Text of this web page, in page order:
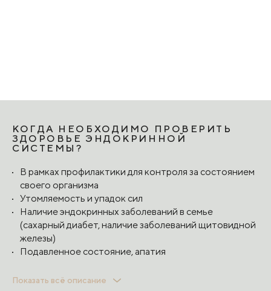
КОГДА НЕОБХОДИМО ПРОВЕРИТЬ
ЗДОРОВЬЕ ЭНДОКРИННОЙ
СИСТЕМЫ?
В рамках профилактики для контроля за состоянием
своего организма
Утомляемость и упадок сил
Наличие эндокринных заболеваний в семье
(сахарный диабет, наличие заболеваний щитовидной
железы)
Подавленное состояние, апатия
Ухудшение качества кожи, волос и ногтей
Показать всё описание